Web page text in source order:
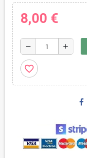
8,00 €
remove add
favorite_border